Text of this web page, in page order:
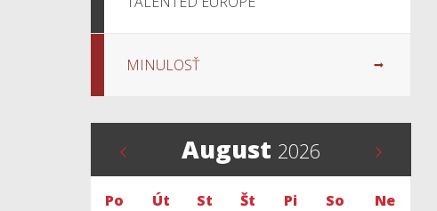
MINULOSŤ
August 2026
Po Út St Št Pi So Ne